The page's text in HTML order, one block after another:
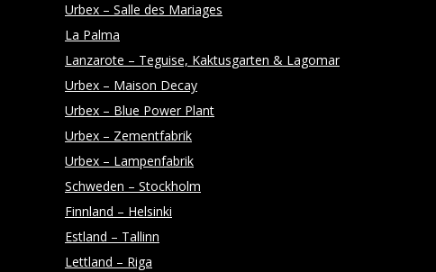
Urbex – Salle des Mariages
La Palma
Lanzarote – Teguise, Kaktusgarten & Lagomar
Urbex – Maison Decay
Urbex – Blue Power Plant
Urbex – Zementfabrik
Urbex – Lampenfabrik
Schweden – Stockholm
Finnland – Helsinki
Estland – Tallinn
Lettland – Riga